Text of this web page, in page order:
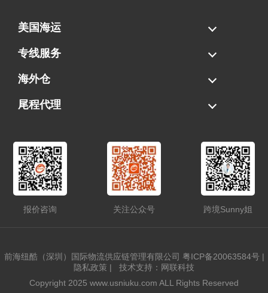
美国海运
海运拼柜
海运整柜
美国海卡
加拿大海运
专线服务
FBA专线直送
超大件专线
AWD专线
电池专线
海外仓
一件代发
FBA中转
贴标换标
拆柜/存储
尾程代理
报价咨询 关注公众号 跨境Sunny姐
前海纽酷（深圳）国际物流供应链管理有限公司 粤ICP备20063584号|
隐私政策 |
技术支持：网联科技
Copyright 2025 www.usniuku.com ALL Rights Reserved